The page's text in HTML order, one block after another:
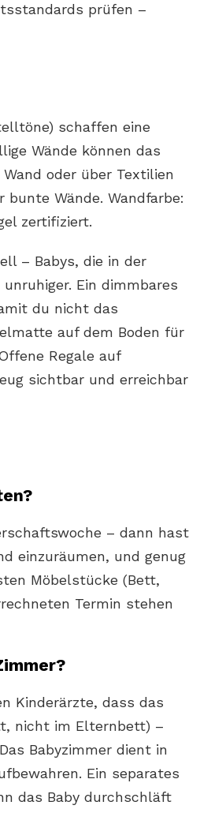
prüfen –
schaffen eine
Wände können das
oder über Textilien
Wände. Wandfarbe:
zertifiziert.
– Babys, die in der
Ein dimmbares
du nicht das
auf dem Boden für
Regale auf
sichtbar und erreichbar
– dann hast
einzuräumen, und genug
Möbelstücke (Bett,
Termin stehen
Kinderärzte, dass das
nicht im Elternbett) –
Babyzimmer dient in
Ein separates
das Baby durchschläft